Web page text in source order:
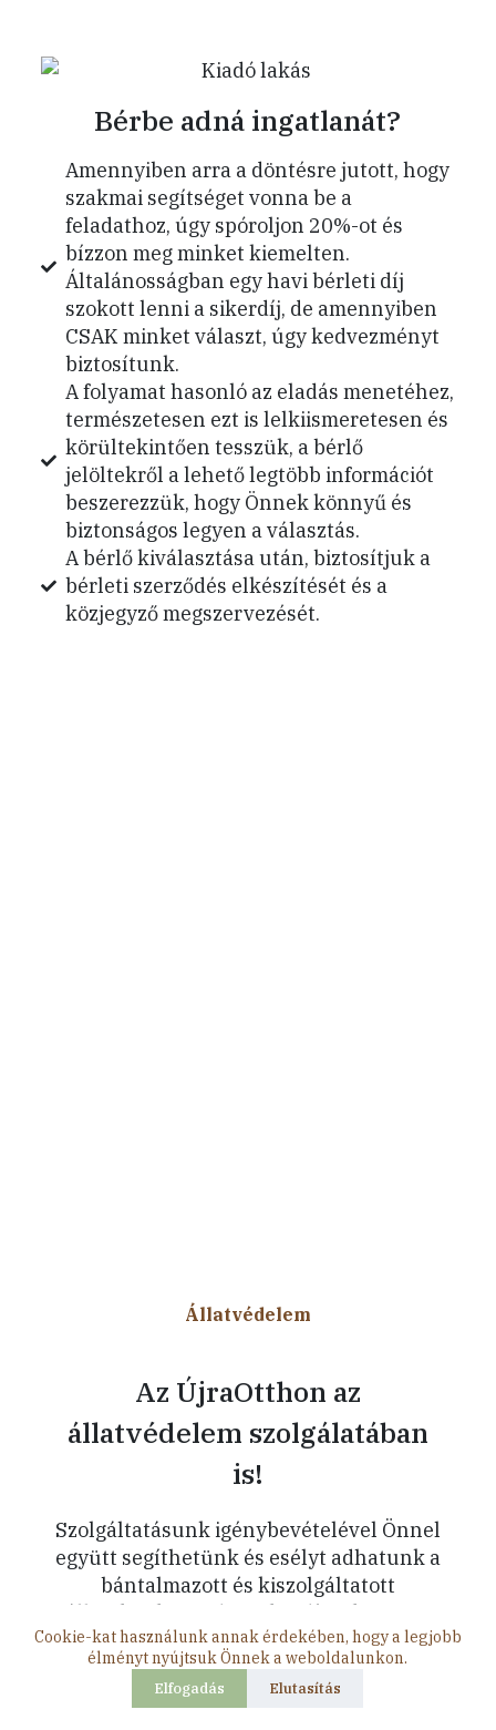
Cookie-kat használunk annak érdekében, hogy a legjobb
élményt nyújtsuk Önnek a weboldalunkon.
Elfogadás Elutasítás
Bérbe adná ingatlanát?
Amennyiben arra a döntésre jutott, hogy
szakmai segítséget vonna be a
feladathoz, úgy spóroljon 20%-ot és
bízzon meg minket kiemelten.
Általánosságban egy havi bérleti díj
szokott lenni a sikerdíj, de amennyiben
CSAK minket választ, úgy kedvezményt
biztosítunk.
A folyamat hasonló az eladás menetéhez,
természetesen ezt is lelkiismeretesen és
körültekintően tesszük, a bérlő
jelöltekről a lehető legtöbb információt
beszerezzük, hogy Önnek könnyű és
biztonságos legyen a választás.
A bérlő kiválasztása után, biztosítjuk a
bérleti szerződés elkészítését és a
közjegyző megszervezését.
Állatvédelem
Az ÚjraOtthon az
állatvédelem szolgálatában
is!
Szolgáltatásunk igénybevételével Önnel
együtt segíthetünk és esélyt adhatunk a
bántalmazott és kiszolgáltatott
állatoknak. Minden sikerdíjunk 5 vagy
10% – val támogatunk egy aktuális
állatmentő akciót – orvosi számlák
kifizetésével – így elősegítve azon